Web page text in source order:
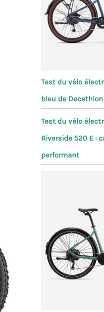
Test du vélo
bleu de Decathlon
Test du vélo
Riverside 520 E :
performant